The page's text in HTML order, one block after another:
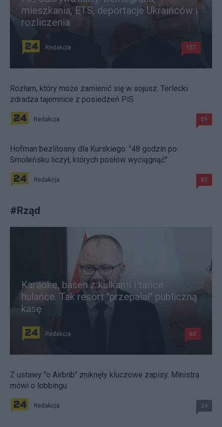
mieszkania, ETS, deportacje Ukraińców i
rozliczenia
Redakcja 157
Rozłam, który może zamienić się w sojusz. Terlecki
zdradza tajemnice z posiedzeń PiS
Redakcja 89
Hofman bezlitosny dla Kurskiego. "48 godzin po
Smoleńsku liczył, których posłów wyciągnąć"
Redakcja 85
#Rząd
Karaoke, basen z kulkami i tańce
hulańce. Tak resort "przepalał" publiczną
kasę
Redakcja 60
Z ustawy "o Airbnb" zniknęły kluczowe zapisy. Ministra
mówi o lobbingu
Redakcja 34